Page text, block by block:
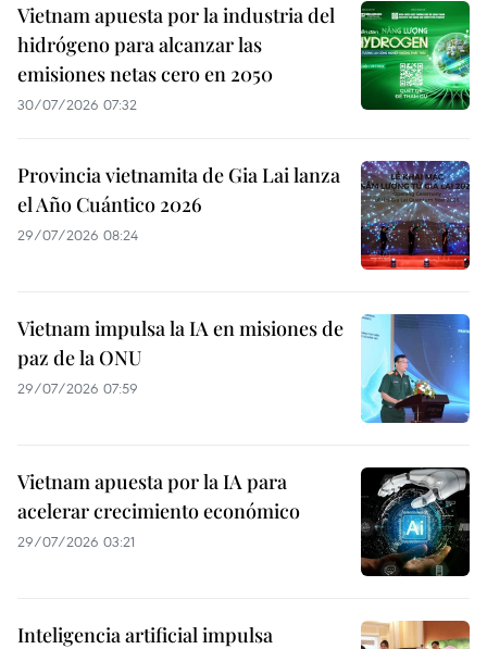
Vietnam apuesta por la industria del
hidrógeno para alcanzar las
emisiones netas cero en 2050
30/07/2026 07:32
Provincia vietnamita de Gia Lai lanza
el Año Cuántico 2026
29/07/2026 08:24
Vietnam impulsa la IA en misiones de
paz de la ONU
29/07/2026 07:59
Vietnam apuesta por la IA para
acelerar crecimiento económico
29/07/2026 03:21
Inteligencia artificial impulsa